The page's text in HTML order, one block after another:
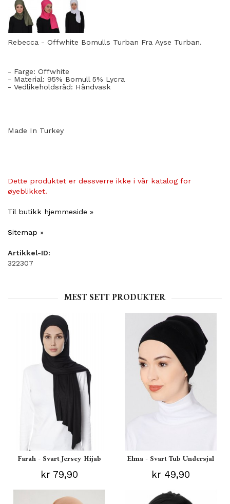
Rebecca - Offwhite Bomulls Turban Fra Ayse Turban.
- Farge: Offwhite
- Material: 95% Bomull 5% Lycra
- Vedlikeholdsråd: Håndvask
Made In Turkey
Dette produktet er dessverre ikke i vår katalog for
øyeblikket.
Til butikk hjemmeside »
Sitemap »
Artikkel-ID:
322307
MEST SETT PRODUKTER
Farah - Svart Jersey Hijab
kr 79,90
Elma - Svart Tub Undersjal
kr 49,90